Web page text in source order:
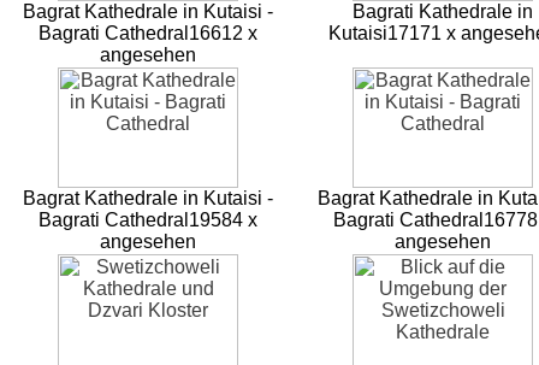
Bagrat Kathedrale in Kutaisi -
Bagrati Cathedral 16612 x
angesehen
Bagrati Kathedrale in
Kutaisi17171 x
Bagrat Kathedrale in Kutaisi -
Bagrati Cathedral 19584 x
angesehen
Bagrat Kathedrale in
Bagrati Cathedral
angesehen